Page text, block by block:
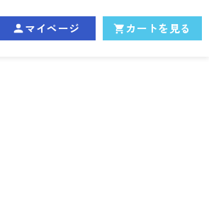
マイページ カートを見る